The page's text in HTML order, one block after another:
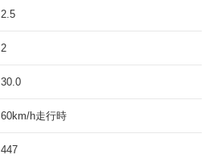
2.5
2
30.0
60km/h走行時
447